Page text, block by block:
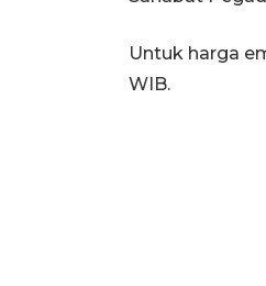
Untuk harga
WIB.